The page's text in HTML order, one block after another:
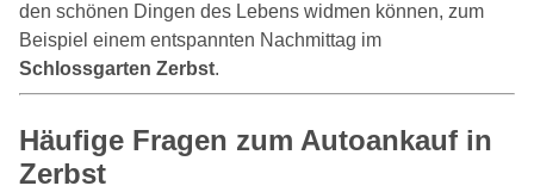
den schönen Dingen des Lebens widmen können, zum
Beispiel einem entspannten Nachmittag im
Schlossgarten Zerbst.
Häufige Fragen zum Autoankauf in
Zerbst